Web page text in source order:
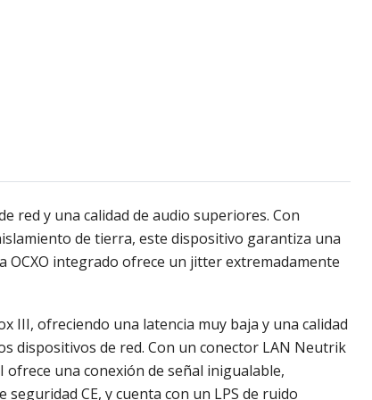
red y una calidad de audio superiores. Con
de tierra, este dispositivo garantiza una
OCXO integrado ofrece un jitter extremadamente
III, ofreciendo una latencia muy baja y una calidad
dispositivos de red. Con un conector LAN Neutrik
ofrece una conexión de señal inigualable,
CE, y cuenta con un LPS de ruido